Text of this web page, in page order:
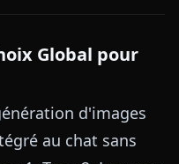
Global pour
d'images
au chat sans